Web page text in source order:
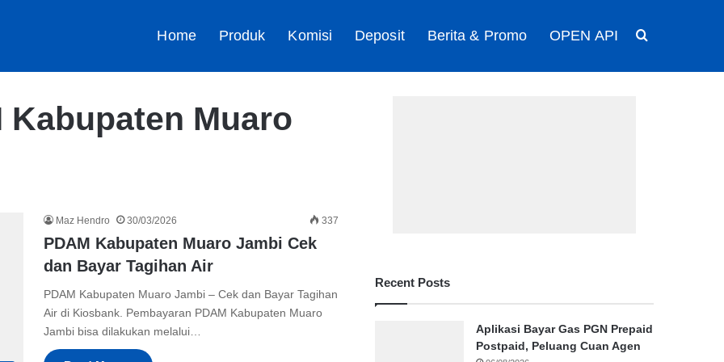
Home Produk Komisi Deposit Berita & Promo OPEN API
Kabupaten Muaro
Maz Hendro 30/03/2026 337
PDAM Kabupaten Muaro Jambi Cek
dan Bayar Tagihan Air
PDAM Kabupaten Muaro Jambi – Cek dan Bayar Tagihan
Air di Kiosbank. Pembayaran PDAM Kabupaten Muaro
Jambi bisa dilakukan melalui…
Recent Posts
Aplikasi Bayar Gas PGN Prepaid
Postpaid, Peluang Cuan Agen